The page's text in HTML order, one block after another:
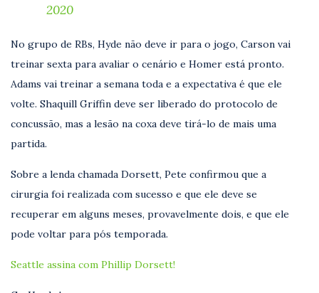
2020
No grupo de RBs, Hyde não deve ir para o jogo, Carson vai
treinar sexta para avaliar o cenário e Homer está pronto.
Adams vai treinar a semana toda e a expectativa é que ele
volte. Shaquill Griffin deve ser liberado do protocolo de
concussão, mas a lesão na coxa deve tirá-lo de mais uma
partida.
Sobre a lenda chamada Dorsett, Pete confirmou que a
cirurgia foi realizada com sucesso e que ele deve se
recuperar em alguns meses, provavelmente dois, e que ele
pode voltar para pós temporada.
Seattle assina com Phillip Dorsett!